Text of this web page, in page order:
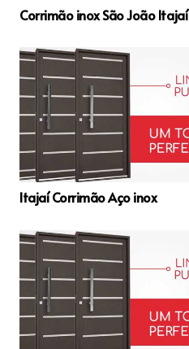
Corrimão inox São João Itajaí
Itajaí Corrimão Aço inox